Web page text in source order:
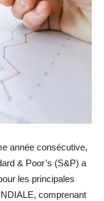
année consécutive,
& Poor’s (S&P) a
les principales
comprenant